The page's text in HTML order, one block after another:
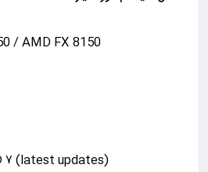
/ AMD FX 8150
(OS: 64-bit: Windows® ۷ (latest updates